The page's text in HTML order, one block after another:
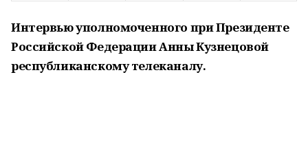
Интервью уполномоченного при Президенте
Российской Федерации АнныКузнецовой
республиканскому телеканалу.